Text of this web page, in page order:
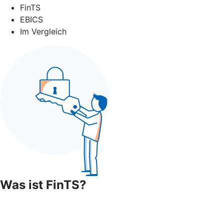
FinTS
EBICS
Im Vergleich
Was ist FinTS?